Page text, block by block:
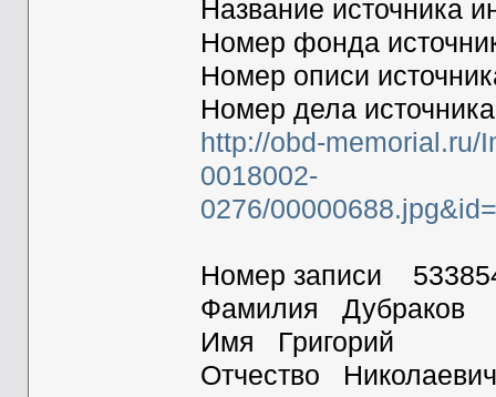
Название
Номер фонда
Номер описи
Номер дела
http://obd-memorial.ru/
0018002-
0276/
Номер записи
Фамилия Дубраков
Имя Григорий
Отчество Николаевич